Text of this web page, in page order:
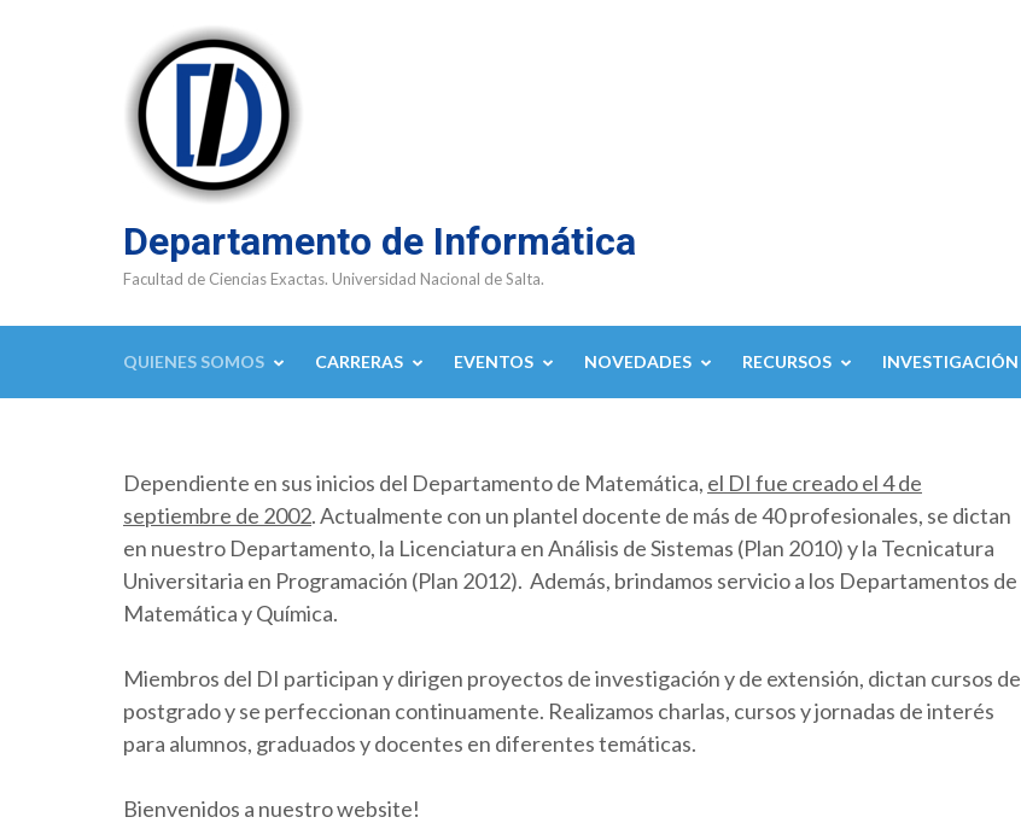
Departamento de Informática
Facultad de Ciencias Exactas. Universidad Nacional de Salta.
QUIENES SOMOS CARRERAS EVENTOS NOVEDADES RECURSOS INVESTIGACIÓN
Dependiente en sus inicios del Departamento de Matemática, el DI fue creado el 4 de
septiembre de 2002. Actualmente con un plantel docente de más de 40 profesionales, se dictan
en nuestro Departamento, la Licenciatura en Análisis de Sistemas (Plan 2010) y la Tecnicatura
Universitaria en Programación (Plan 2012). Además, brindamos servicio a los Departamentos de
Matemática y Química.
Miembros del DI participan y dirigen proyectos de investigación y de extensión, dictan cursos de
postgrado y se perfeccionan continuamente. Realizamos charlas, cursos y jornadas de interés
para alumnos, graduados y docentes en diferentes temáticas.
Bienvenidos a nuestro website!